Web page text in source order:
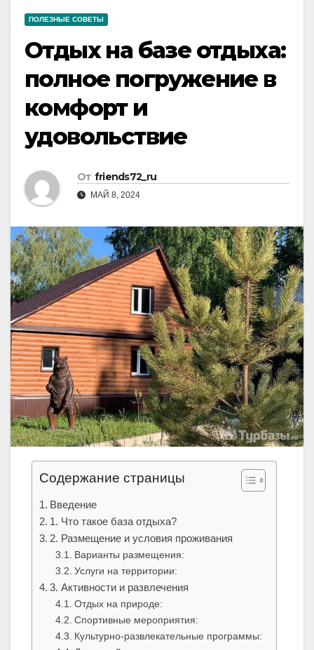
ПОЛЕЗНЫЕ СОВЕТЫ
Отдых на базе отдыха:
полное погружение в
комфорт и
удовольствие
От friends72_ru
МАЙ 8, 2024
Содержание страницы
Введение
1. Что такое база отдыха?
2. Размещение и условия проживания
Варианты размещения:
Услуги на территории:
3. Активности и развлечения
Отдых на природе:
Спортивные мероприятия:
Культурно-развлекательные программы: